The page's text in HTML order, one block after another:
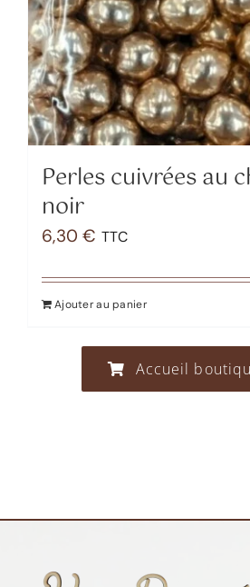
Perles cuivrées au
noir
6,30€ TTC
Ajouter au panier
Accueil